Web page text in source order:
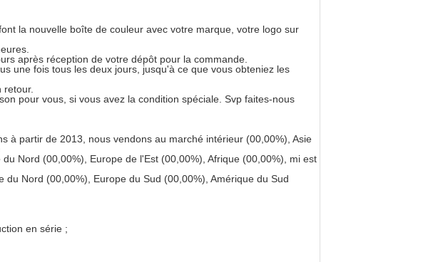
la nouvelle boîte de couleur avec votre marque, votre logo sur
après réception de votre dépôt pour la commande.
une fois tous les deux jours, jusqu'à ce que vous obteniez les
pour vous, si vous avez la condition spéciale. Svp faites-nous
à partir de 2013, nous vendons au marché intérieur (00,00%), Asie
Nord (00,00%), Europe de l'Est (00,00%), Afrique (00,00%), mi est
Nord (00,00%), Europe du Sud (00,00%), Amérique du Sud
en série ;